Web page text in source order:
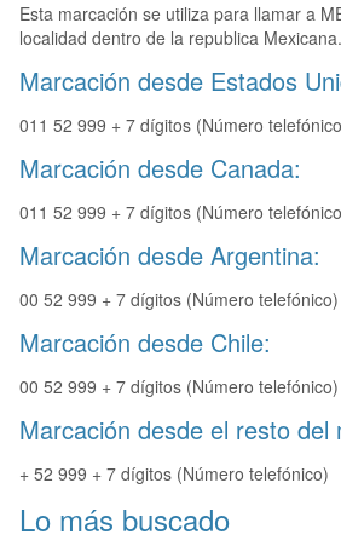
Esta marcación se utiliza para llamar a
localidad dentro de la republica Mexicana.
Marcación desde Estados
011 52 999 + 7 dígitos (Número
Marcación desde Canada:
011 52 999 + 7 dígitos (Número
Marcación desde Argentina:
00 52 999 + 7 dígitos (Número telefónico)
Marcación desde Chile:
00 52 999 + 7 dígitos (Número telefónico)
Marcación desde el resto del
+ 52 999 + 7 dígitos (Número telefónico)
Lo más buscado